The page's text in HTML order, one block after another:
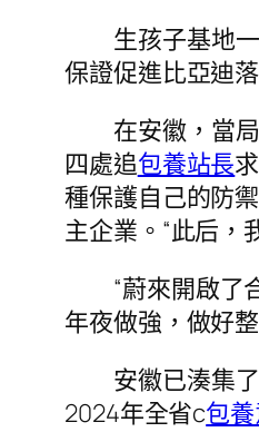
生孩子基地
保證促進比亞迪
在安徽，當
四處追包養站長
種保護自己的防
主企業。“此后，
“蔚來開啟了
年夜做強，做好
安徽已湊集
2024年全省c包